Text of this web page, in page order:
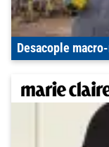
Desacople